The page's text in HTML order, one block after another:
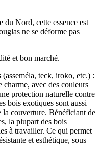
du Nord, cette essence est
ne se déforme pas
et bon marché.
(asseméla, teck, iroko, etc.) :
avec des couleurs
protection naturelle contre
bois exotiques sont aussi
la couverture. Bénéficiant de
la plupart des bois
à travailler. Ce qui permet
et esthétique, sous